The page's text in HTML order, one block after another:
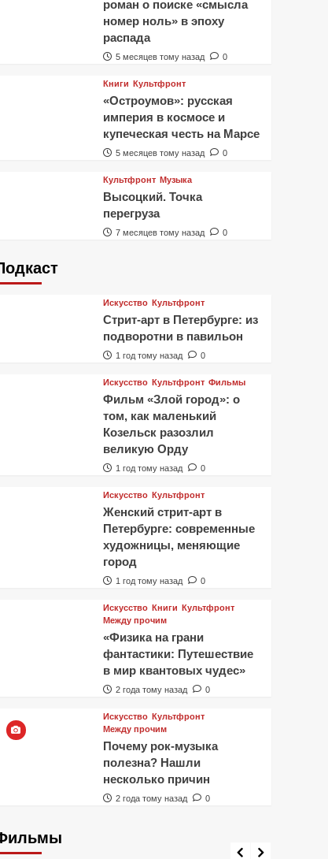
роман о поиске «смысла
номер ноль» в эпоху
распада
5 месяцев тому назад 0
Книги Культфронт
«Остроумов»: русская
империя в космосе и
купеческая честь на Марсе
5 месяцев тому назад 0
Культфронт Музыка
Высоцкий. Точка
перегруза
7 месяцев тому назад 0
Искусство Культфронт
Стрит-арт в Петербурге: из
подворотни в павильон
1 год тому назад 0
Искусство Культфронт Фильмы
Фильм «Злой город»: о
том, как маленький
Козельск разозлил
великую Орду
1 год тому назад 0
Искусство Культфронт
Женский стрит-арт в
Петербурге: современные
художницы, меняющие
город
1 год тому назад 0
Искусство Книги Культфронт
Между прочим
«Физика на грани
фантастики: Путешествие
в мир квантовых чудес»
2 года тому назад 0
Искусство Культфронт
Между прочим
Почему рок-музыка
полезна? Нашли
несколько причин
2 года тому назад 0
Фильмы